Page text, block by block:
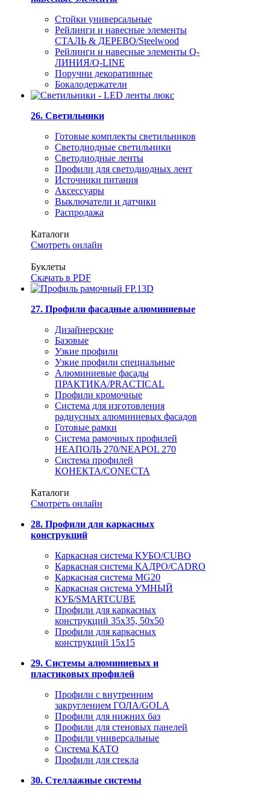
Стойки универсальные
Рейлинги и навесные элементы
СТАЛЬ & ДЕРЕВО/Steelwood
Рейлинги и навесные элементы Q-
ЛИНИЯ/Q-LINE
Поручни декоративные
Бокалодержатели
26. Светильники
Готовые комплекты светильников
Светодиодные светильники
Светодиодные ленты
Профили для светодиодных лент
Источники питания
Аксессуары
Выключатели и датчики
Распродажа
Каталоги
Смотреть онлайн
Буклеты
Скачать в PDF
27. Профили фасадные алюминиевые
Дизайнерские
Базовые
Узкие профили
Узкие профили специальные
Алюминиевые фасады
ПРАКТИКА/PRACTICAL
Профили кромочные
Система для изготовления
радиусных алюминиевых фасадов
Готовые рамки
Система рамочных профилей
НЕАПОЛЬ 270/NEAPOL 270
Система профилей
КОНЕКТА/CONECTA
Каталоги
Смотреть онлайн
28. Профили для каркасных
конструкций
Каркасная система КУБО/CUBO
Каркасная система КАДРО/CADRO
Каркасная система MG20
Каркасная система УМНЫЙ
КУБ/SMARTCUBE
Профили для каркасных
конструкций 35x35, 50x50
Профили для каркасных
конструкций 15х15
29. Системы алюминиевых и
пластиковых профилей
Профили с внутренним
закруглением ГОЛА/GOLA
Профили для нижних баз
Профили для стеновых панелей
Профили универсальные
Система КАТО
Профили для стекла
30. Стеллажные системы